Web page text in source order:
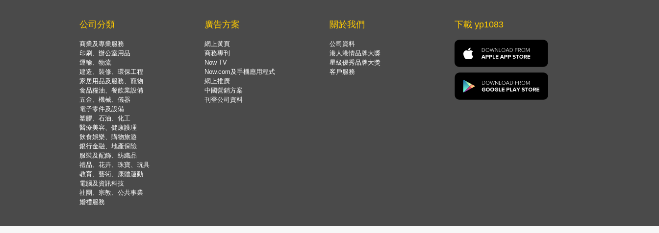
公司分類
商業及專業服務
印刷、辦公室用品
運輸、物流
建造、裝修、環保工程
家居用品及服務、寵物
食品糧油、餐飲業設備
五金、機械、儀器
電子零件及設備
塑膠、石油、化工
醫療美容、健康護理
飲食娛樂、購物旅遊
銀行金融、地產保險
服裝及配飾、紡織品
禮品、花卉、珠寶、玩具
教育、藝術、康體運動
電腦及資訊科技
社團、宗教、公共事業
婚禮服務
廣告方案
網上黃頁
商務專刊
Now TV
Now.com及手機應用程式
網上推廣
中國營銷方案
刊登公司資料
關於我們
公司資料
港人港情品牌大獎
星級優秀品牌大獎
客戶服務
下載 yp1083